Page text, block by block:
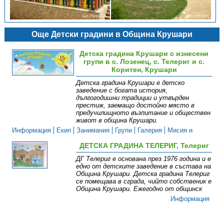
Още Детски градини в Община Крушари
Детска градина Крушари с изнесени
групи в с. Лозенец, с. Телериг и с.
Коритен, Крушари
Детска градина Крушари е детско
заведение с богата история,
дългогодишни традиции и утвърден
престиж, заемащо достойно място в
предучилищното възпитание и обществен
живот в община Крушари.
Информация
Екип Занимания Групи Галерия
Мисия и
ДЕТСКА ГРАДИНА ТЕЛЕРИГ, Телериг
ДГ Телериг е основана през 1976 година и е
едно от детските заведение в състава на
Община Крушари. Детска градина Телериг
се помещава в сграда, чийто собственик е
Община Крушари. Ежегодно от общинск
Информация